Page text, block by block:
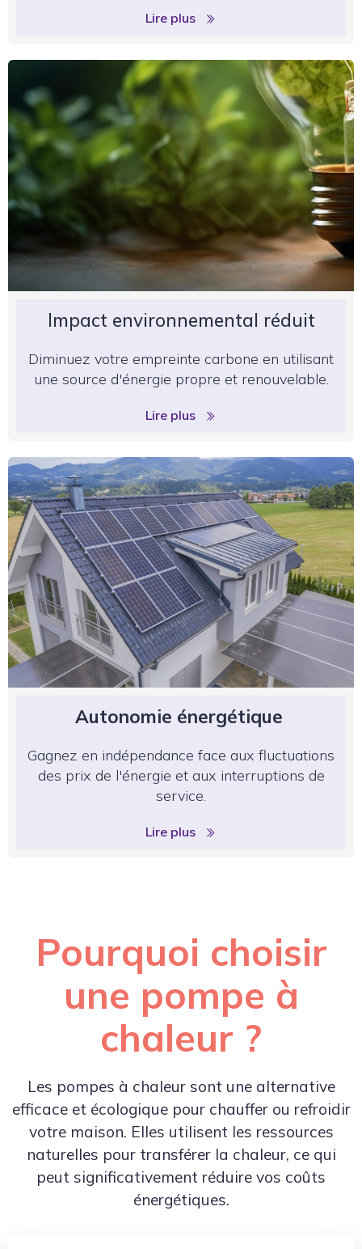
Lire plus
Impact environnemental réduit
Diminuez votre empreinte carbone en utilisant
une source d'énergie propre et renouvelable.
Lire plus
Autonomie énergétique
Gagnez en indépendance face aux fluctuations
des prix de l'énergie et aux interruptions de
service.
Lire plus
Pourquoi choisir
une pompe à
chaleur ?
Les pompes à chaleur sont une alternative
efficace et écologique pour chauffer ou refroidir
votre maison. Elles utilisent les ressources
naturelles pour transférer la chaleur, ce qui
peut significativement réduire vos coûts
énergétiques.